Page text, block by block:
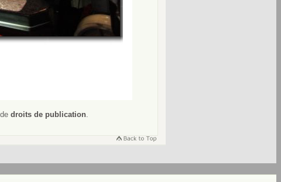
droits de publication.